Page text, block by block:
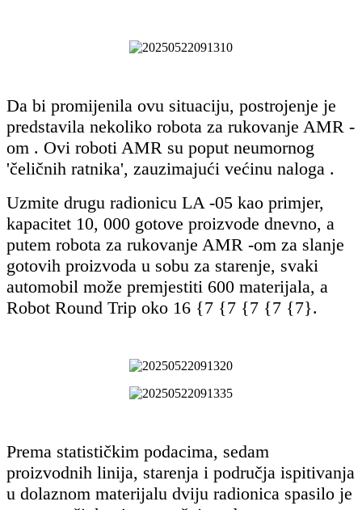
Da bi promijenila ovu situaciju, postrojenje je
predstavila nekoliko robota za rukovanje AMR -
om . Ovi roboti AMR su poput neumornog
'čeličnih ratnika', zauzimajući većinu naloga .
Uzmite drugu radionicu LA -05 kao primjer,
kapacitet 10, 000 gotove proizvode dnevno, a
putem robota za rukovanje AMR -om za slanje
gotovih proizvoda u sobu za starenje, svaki
automobil može premjestiti 600 materijala, a
Robot Round Trip oko 16 {7 {7 {7 {7 {7}.
Prema statističkim podacima, sedam
proizvodnih linija, starenja i područja ispitivanja
u dolaznom materijalu dviju radionica spasilo je